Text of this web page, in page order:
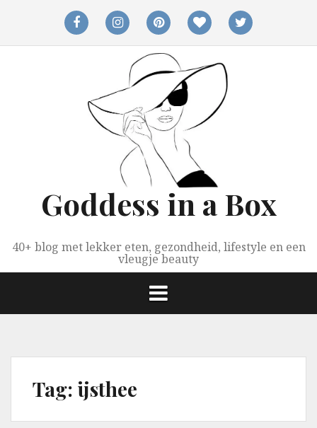
facebookinstagrampinterestbloglovintwitter
Goddess in a Box
40+ blog met lekker eten, gezondheid, lifestyle en een
vleugje beauty
Tag: ijsthee